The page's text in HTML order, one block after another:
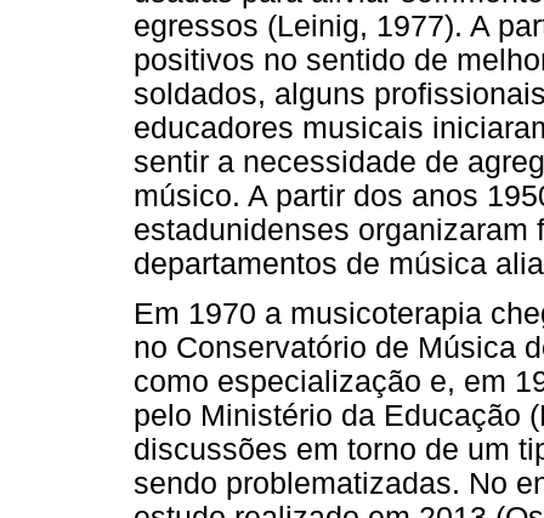
egressos (Leinig, 1977). A
positivos no sentido de
soldados, alguns
educadores musicais
sentir a necessidade de
músico. A partir dos anos
estadunidenses
departamentos de música
Em 1970 a musicoterapia
no Conservatório de Música
como especialização e, em
pelo Ministério da Educação
discussões em torno de um
sendo problematizadas. No